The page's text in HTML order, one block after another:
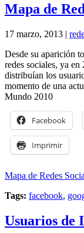
Mapa de
17 marzo, 2013 |
Desde su aparición
redes sociales, ya
distribuían los
momento de una
Mundo 2010
Facebook
Imprimir
Mapa de Redes
Tags: facebook,
Usuarios de